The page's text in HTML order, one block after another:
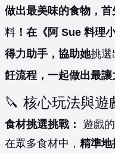
做出最美味的食物，
料 ！在《阿 Sue 料理
得力助手，協助她挑選
飪流程，一起做出最讓
🔪 核心玩法與遊
食材挑選挑戰： 遊戲
在眾多食材中， 精準地